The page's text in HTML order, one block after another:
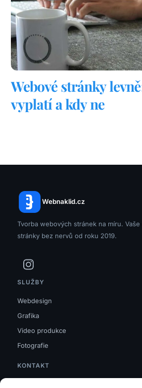
Webové stránky
vyplatí a kdy ne
Webnaklid.cz
Tvorba webových stránek na míru.
stránky bez nervů od roku 2019.
SLUŽBY
Webdesign
Grafika
Video produkce
Fotografie
KONTAKT